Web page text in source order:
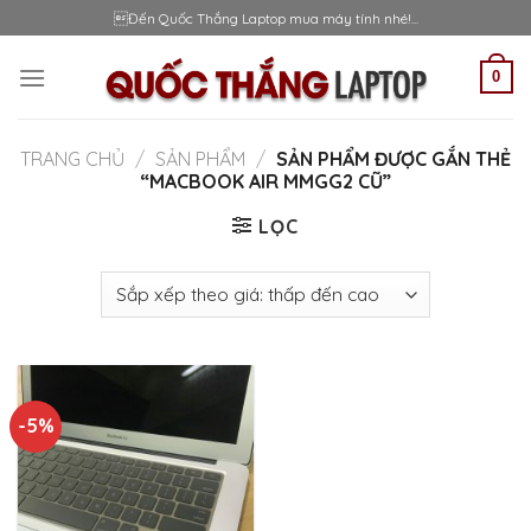
to
content
Đến Quốc Thắng Laptop mua máy tính nhé!...
0
TRANG CHỦ / SẢN PHẨM / SẢN PHẨM ĐƯỢC GẮN THẺ
“MACBOOK AIR MMGG2 CŨ”
LỌC
-5%